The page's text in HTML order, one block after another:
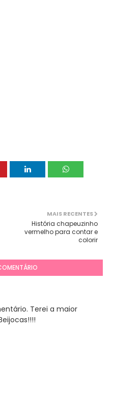
MAIS RECENTES
História chapeuzinho
vermelho para contar e
colorir
Terei a maior